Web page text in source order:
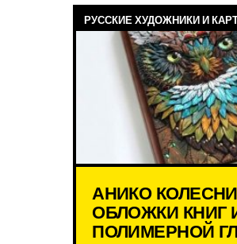
РУССКИЕ ХУДОЖНИКИ И
АНИКО
ОБЛОЖКИ КНИГ
ПОЛИМЕРНОЙ